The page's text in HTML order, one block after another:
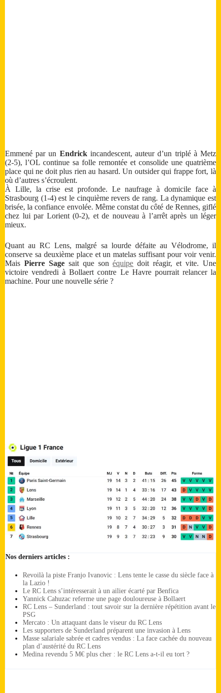
Emmené par un Endrickincandescent, auteur d’un triplé à Metz
(2-5), l’OL continue sa folle remontée et consolide une quatrième
place qui ne doit plus rien au hasard. Un outsider qui frappe fort, là
où d’autres s’écroulent.
À Lille, la crise est profonde. Le naufrage à domicile face à
Strasbourg (1-4) est le cinquième revers de rang. La dynamique est
brisée, la confiance envolée. Même constat du côté de Rennes, giflé
chez lui par Lorient (0-2), et de nouveau à l’arrêt après un léger
mieux.
Quant au RC Lens, malgré sa lourde défaite au Vélodrome, il
conserve sa deuxième place et un matelas suffisant pour voir venir.
Mais Pierre Sagesait que sonéquipe doit réagir, et vite. Une
victoire vendredi à Bollaert contre Le Havre pourrait relancer la
machine. Pour une nouvelle série ?
Nos derniers articles :
Revoilà la piste Franjo Ivanovic : Lens tente le casse du siècle face à
la Lazio !
Le RC Lens s’intéresserait à un ailier écarté par Benfica
Yannick Cahuzac referme une page douloureuse à Bollaert
RC Lens – Sunderland : tout savoir sur la dernière répétition avant le
PSG
Mercato : Un attaquant dans le viseur du RC Lens
Les supporters de Sunderland préparent une invasion à Lens
Masse salariale sabrée et cadres vendus : La face cachée du nouveau
plan d’austérité du RC Lens
Medina revendu 5 M€ plus cher : le RC Lens a-t-il eu tort ?